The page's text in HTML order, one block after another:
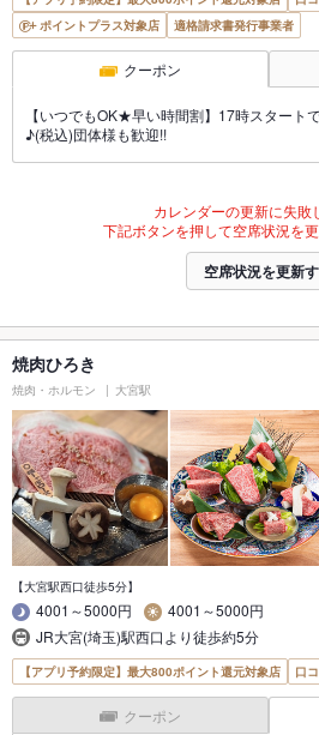
ポイントプラス対象店
適格請求書発行事業者
クーポン
【いつでもOK★早い時間割】17時スター
♪(税込)団体様も歓迎!!
カレンダーの更新に失敗
下記ボタンを押して空席状況を更
空席状況を更新
焼肉ひろき
焼肉・ホルモン 大宮駅
【大宮駅西口徒歩5分】
4001～5000円
4001～5000円
JR大宮(埼玉)駅西口より徒歩約5分
【アプリ予約限定】最大800ポイント還元対象店 口
クーポン